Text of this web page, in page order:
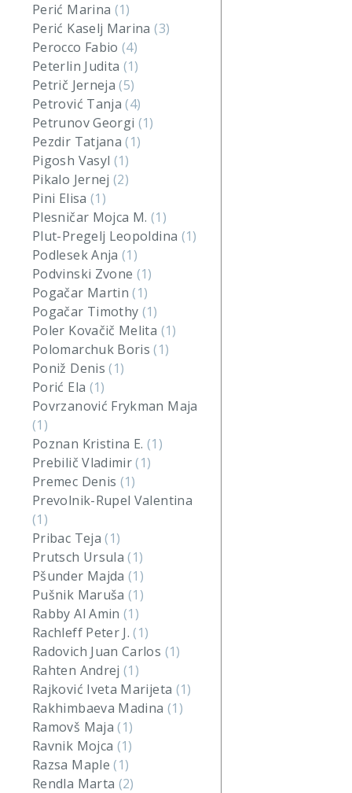
Perić Marina (1)
Perić Kaselj Marina(3)
Perocco Fabio(4)
Peterlin Judita (1)
Petrič Jerneja(5)
Petrović Tanja(4)
Petrunov Georgi (1)
Pezdir Tatjana(1)
Pigosh Vasyl (1)
Pikalo Jernej(2)
Pini Elisa (1)
Plesničar Mojca M. (1)
Plut-Pregelj Leopoldina (1)
Podlesek Anja(1)
Podvinski Zvone (1)
Pogačar Martin(1)
Pogačar Timothy (1)
Poler Kovačič Melita (1)
Polomarchuk Boris(1)
Poniž Denis(1)
Porić Ela (1)
Povrzanović Frykman Maja
(1)
Poznan Kristina E. (1)
Prebilič Vladimir(1)
Premec Denis (1)
Prevolnik-Rupel Valentina
(1)
Pribac Teja(1)
Prutsch Ursula(1)
Pšunder Majda(1)
Pušnik Maruša(1)
Rabby Al Amin(1)
Rachleff Peter J.(1)
Radovich Juan Carlos (1)
Rahten Andrej(1)
Rajković Iveta Marijeta (1)
Rakhimbaeva Madina (1)
Ramovš Maja(1)
Ravnik Mojca (1)
Razsa Maple(1)
Rendla Marta (2)